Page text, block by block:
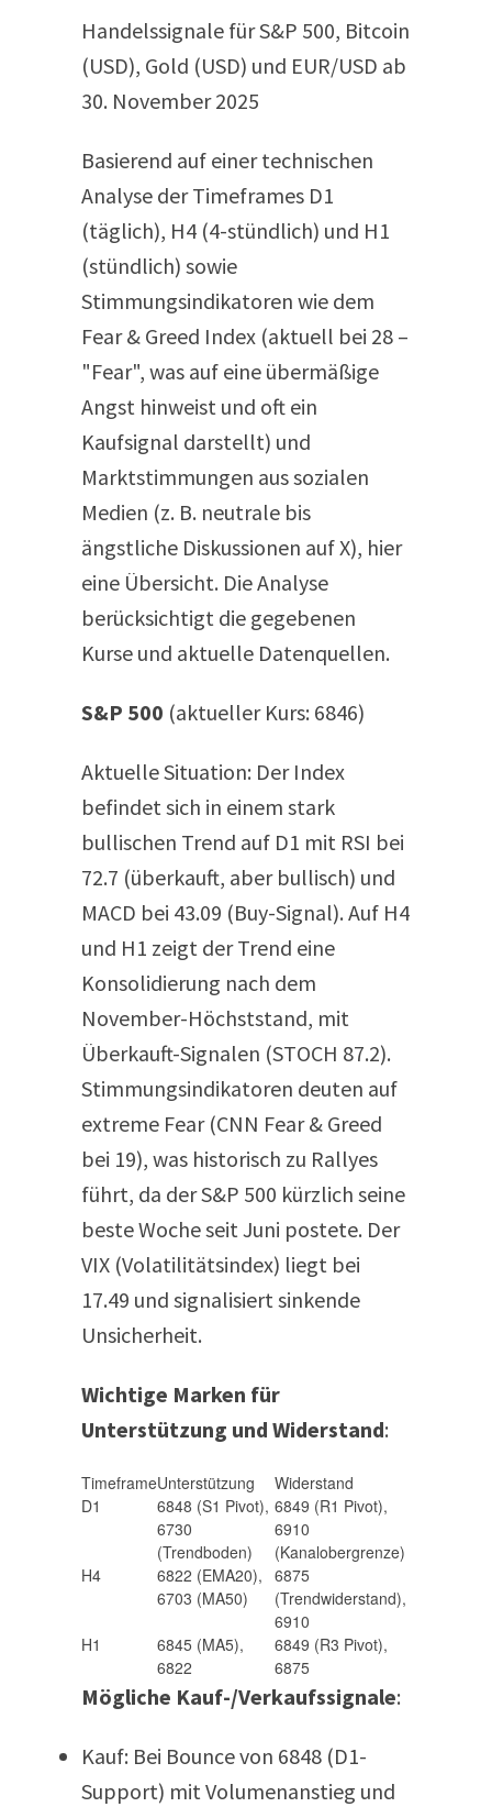
Handelssignale für S&P 500, Bitcoin
(USD), Gold (USD) und EUR/USD ab
30. November 2025
Basierend auf einer technischen
Analyse der Timeframes D1
(täglich), H4 (4-stündlich) und H1
(stündlich) sowie
Stimmungsindikatoren wie dem
Fear & Greed Index (aktuell bei 28 –
"Fear", was auf eine übermäßige
Angst hinweist und oft ein
Kaufsignal darstellt) und
Marktstimmungen aus sozialen
Medien (z. B. neutrale bis
ängstliche Diskussionen auf X), hier
eine Übersicht. Die Analyse
berücksichtigt die gegebenen
Kurse und aktuelle Datenquellen.
S&P 500 (aktueller Kurs: 6846)
Aktuelle Situation: Der Index
befindet sich in einem stark
bullischen Trend auf D1 mit RSI bei
72.7 (überkauft, aber bullisch) und
MACD bei 43.09 (Buy-Signal). Auf H4
und H1 zeigt der Trend eine
Konsolidierung nach dem
November-Höchststand, mit
Überkauft-Signalen (STOCH 87.2).
Stimmungsindikatoren deuten auf
extreme Fear (CNN Fear & Greed
bei 19), was historisch zu Rallyes
führt, da der S&P 500 kürzlich seine
beste Woche seit Juni postete. Der
VIX (Volatilitätsindex) liegt bei
17.49 und signalisiert sinkende
Unsicherheit.
Wichtige Marken für
Unterstützung und Widerstand:
TimeframeUnterstützung
Widerstand
D1
6848 (S1 Pivot),
6730
(Trendboden)
6849 (R1 Pivot),
6910
(Kanalobergrenze)
H4
6822 (EMA20),
6703 (MA50)
6875
(Trendwiderstand),
6910
H1
6845 (MA5),
6822
6849 (R3 Pivot),
6875
Mögliche Kauf-/Verkaufssignale:
Kauf: Bei Bounce von 6848 (D1-
Support) mit Volumenanstieg und